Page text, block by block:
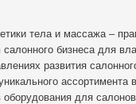
тела и массажа –
бизнеса для
развития
ассортимента
для